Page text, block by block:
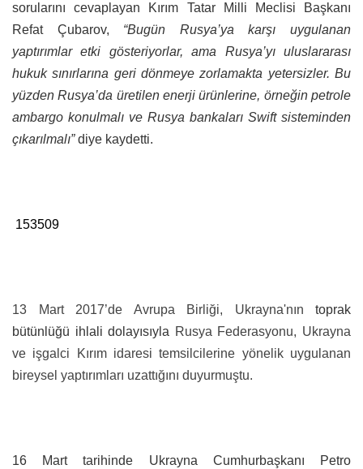
sorularını cevaplayan Kırım Tatar Milli Meclisi Başkanı
Refat Çubarov, “Bugün Rusya’ya karşı uygulanan
yaptırımlar etki gösteriyorlar, ama Rusya’yı uluslararası
hukuk sınırlarına geri dönmeye zorlamakta yetersizler. Bu
yüzden Rusya’da üretilen enerji ürünlerine, örneğin petrole
ambargo konulmalı ve Rusya bankaları Swift sisteminden
çıkarılmalı”diye kaydetti.
153509
13 Mart 2017’de Avrupa Birliği, Ukrayna'nın toprak
bütünlüğü ihlali dolayısıyla Rusya Federasyonu, Ukrayna
ve işgalci Kırım idaresi temsilcilerine yönelik uygulanan
bireysel yaptırımları uzattığını duyurmuştu.
16 Mart tarihinde Ukrayna Cumhurbaşkanı Petro